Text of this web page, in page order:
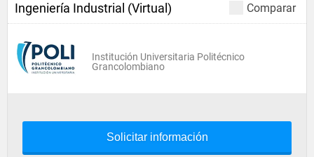
Comparar
Ingeniería Industrial (Virtual)
Institución Universitaria Politécnico
Grancolombiano
Solicitar información